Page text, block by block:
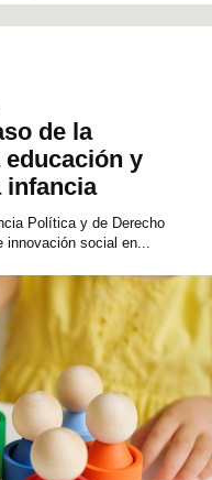
de la
y
infancia
Política y de Derecho
innovación social en...